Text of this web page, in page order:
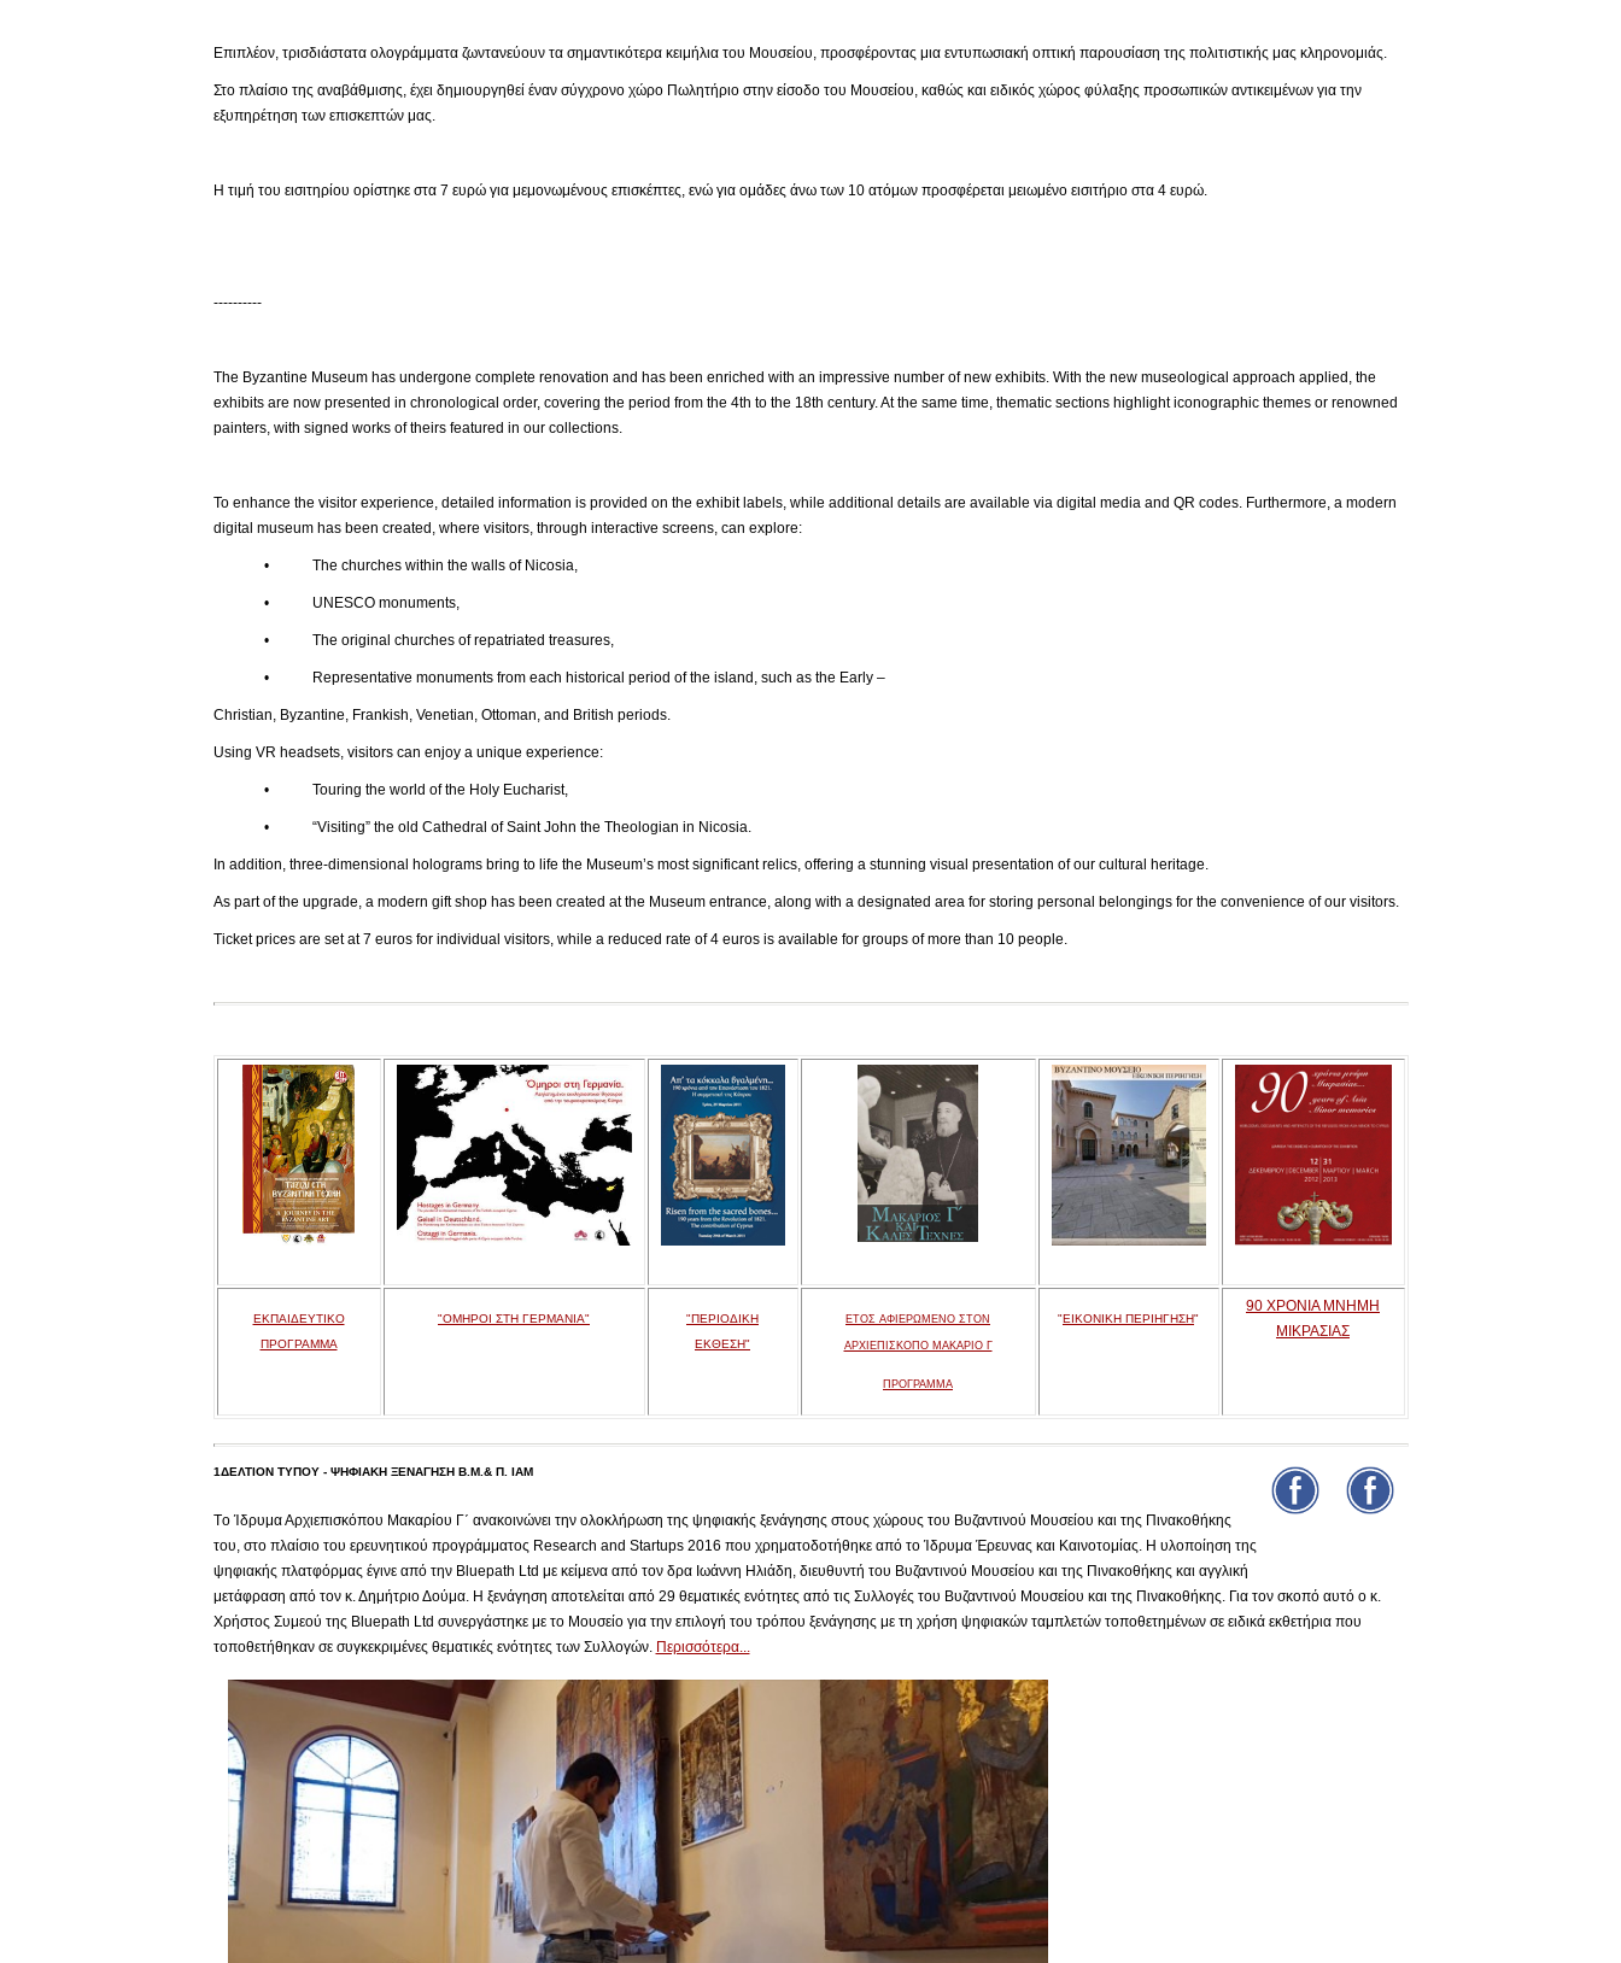
Επιπλέον, τρισδιάστατα ολογράμματα ζωντανεύουν τα σημαντικότερα κειμήλια του Μουσείου, προσφέροντας μια εντυπωσιακή οπτική παρουσίαση της πολιτιστικής μας κληρονομιάς.
Στο πλαίσιο της αναβάθμισης, έχει δημιουργηθεί έναν σύγχρονο χώρο Πωλητήριο στην είσοδο του Μουσείου, καθώς και ειδικός χώρος φύλαξης προσωπικών αντικειμένων για την
εξυπηρέτηση των επισκεπτών μας.
Η τιμή του εισιτηρίου ορίστηκε στα 7 ευρώ για μεμονωμένους επισκέπτες, ενώ για ομάδες άνω των 10 ατόμων προσφέρεται μειωμένο εισιτήριο στα 4 ευρώ.
----------
The Byzantine Museum has undergone complete renovation and has been enriched with an impressive number of new exhibits. With the new museological approach applied, the
exhibits are now presented in chronological order, covering the period from the 4th to the 18th century. At the same time, thematic sections highlight iconographic themes or renowned
painters, with signed works of theirs featured in our collections.
To enhance the visitor experience, detailed information is provided on the exhibit labels, while additional details are available via digital media and QR codes. Furthermore, a modern
digital museum has been created, where visitors, through interactive screens, can explore:
• The churches within the walls of Nicosia,
• UNESCO monuments,
• The original churches of repatriated treasures,
• Representative monuments from each historical period of the island, such as the Early –
Christian, Byzantine, Frankish, Venetian, Ottoman, and British periods.
Using VR headsets, visitors can enjoy a unique experience:
• Touring the world of the Holy Eucharist,
• “Visiting” the old Cathedral of Saint John the Theologian in Nicosia.
In addition, three-dimensional holograms bring to life the Museum’s most significant relics, offering a stunning visual presentation of our cultural heritage.
As part of the upgrade, a modern gift shop has been created at the Museum entrance, along with a designated area for storing personal belongings for the convenience of our visitors.
Ticket prices are set at 7 euros for individual visitors, while a reduced rate of 4 euros is available for groups of more than 10 people.
ΕΚΠΑΙΔΕΥΤΙΚΟ
ΠΡΟΓΡΑΜΜΑ
"ΟΜΗΡΟΙ ΣΤΗ ΓΕΡΜΑΝΙΑ"
"ΠΕΡΙΟΔΙΚΗ
ΕΚΘΕΣΗ"
ΕΤΟΣ ΑΦΙΕΡΩΜΕΝΟ ΣΤΟΝ
ΑΡΧΙΕΠΙΣΚΟΠΟ ΜΑΚΑΡΙΟ Γ
ΠΡΟΓΡΑΜΜΑ
"ΕΙΚΟΝΙΚΗ ΠΕΡΙΗΓΗΣΗ"
90 ΧΡΟΝΙΑ ΜΝΗΜΗ
ΜΙΚΡΑΣΙΑΣ
1ΔΕΛΤΙΟΝ ΤΥΠΟΥ - ΨΗΦΙΑΚΗ ΞΕΝΑΓΗΣΗ Β.Μ.& Π. ΙΑΜ
Tο Ίδρυμα Αρχιεπισκόπου Μακαρίου Γ΄ ανακοινώνει την ολοκλήρωση της ψηφιακής ξενάγησης στους χώρους του Βυζαντινού Μουσείου και της Πινακοθήκης
του, στο πλαίσιο του ερευνητικού προγράμματος Research and Startups 2016 που χρηματοδοτήθηκε από το Ίδρυμα Έρευνας και Καινοτομίας. Η υλοποίηση της
ψηφιακής πλατφόρμας έγινε από την Βluepath Ltd με κείμενα από τον δρα Ιωάννη Ηλιάδη, διευθυντή του Βυζαντινού Μουσείου και της Πινακοθήκης και αγγλική
μετάφραση από τον κ. Δημήτριο Δούμα. Η ξενάγηση αποτελείται από 29 θεματικές ενότητες από τις Συλλογές του Βυζαντινού Μουσείου και της Πινακοθήκης. Για τον σκοπό αυτό ο κ.
Χρήστος Συμεού της Bluepath Ltd συνεργάστηκε με το Μουσείο για την επιλογή του τρόπου ξενάγησης με τη χρήση ψηφιακών ταμπλετών τοποθετημένων σε ειδικά εκθετήρια που
τοποθετήθηκαν σε συγκεκριμένες θεματικές ενότητες των Συλλογών. Περισσότερα...